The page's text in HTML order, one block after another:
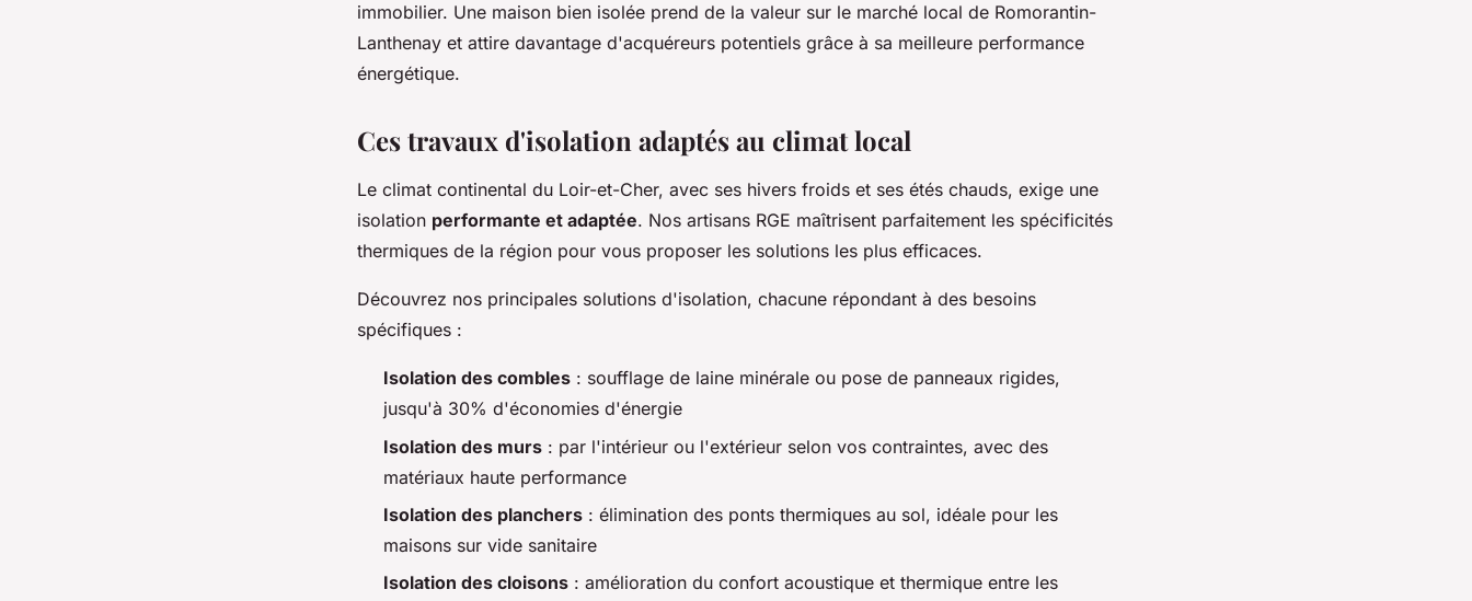
immobilier. Une maison bien isolée prend de la valeur sur le marché local de Romorantin-
Lanthenay et attire davantage d'acquéreurs potentiels grâce à sa meilleure performance
énergétique.
Ces travaux d'isolation adaptés au climat local
Le climat continental du Loir-et-Cher, avec ses hivers froids et ses étés chauds, exige une
isolation performante et adaptée. Nos artisans RGE maîtrisent parfaitement les spécificités
thermiques de la région pour vous proposer les solutions les plus efficaces.
Découvrez nos principales solutions d'isolation, chacune répondant à des besoins
spécifiques :
Isolation des combles : soufflage de laine minérale ou pose de panneaux rigides,
jusqu'à 30% d'économies d'énergie
Isolation des murs : par l'intérieur ou l'extérieur selon vos contraintes, avec des
matériaux haute performance
Isolation des planchers : élimination des ponts thermiques au sol, idéale pour les
maisons sur vide sanitaire
Isolation des cloisons : amélioration du confort acoustique et thermique entre les